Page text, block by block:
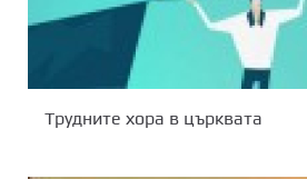
Трудните хора в църквата